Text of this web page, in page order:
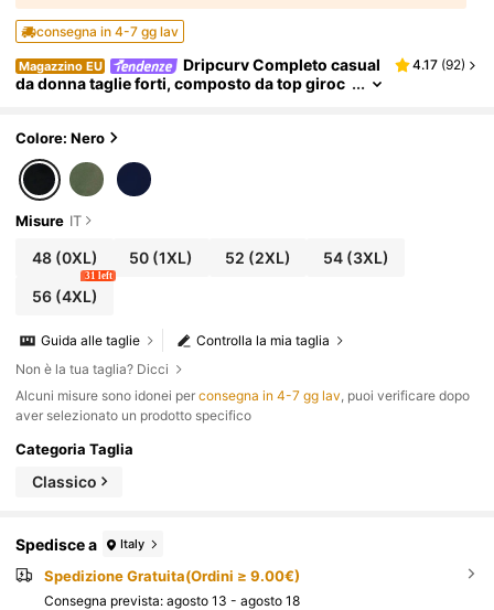
consegna in 4-7 gg lav
Magazzino EU
Dripcurv Completo casual
da donna taglie forti, composto da top giroc
4.17 (92)
Colore: Nero
Misure IT
48(0XL) 50 (1XL) 52 (2XL) 54(3XL)
56(4XL)
31 left
Controlla la mia taglia
Guida alle taglie
Non è la tua taglia? Dicci
Alcuni misure sono idonei perconsegna in 4-7 gg lav, puoi verificare dopo
aver selezionato un prodotto specifico
Categoria Taglia
Classico
Spedisce a Italy
Spedizione Gratuita(Ordini ≥ 9.00€)
Consegna prevista: agosto 13 - agosto 18